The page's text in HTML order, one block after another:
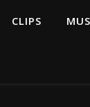
CLIPS